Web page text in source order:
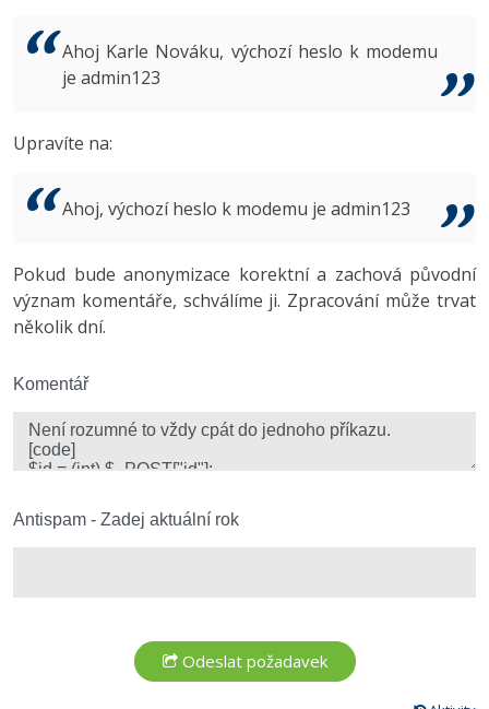
ASP.NET MVC
Best practices
MS-SQL
3D grafik
Copywriter
WordPress specialista
VB.NET
Algoritmy -41%
Umělá inteligence (AI) -10%
Fórum
Copywriting
Windows
Kybernetická bezpečnost
Inkscape
Fórum
Ahoj Karle Nováku, výchozí heslo k modemu
je admin123
Upravíte na:
Ahoj, výchozí heslo k modemu je admin123
Pokud bude anonymizace korektní a zachová původní
význam komentáře, schválíme ji. Zpracování může trvat
několik dní.
Komentář
Antispam - Zadej aktuální rok